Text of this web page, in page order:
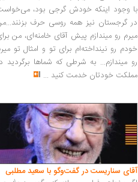
با وجود اینکه خودش گرجی بود،
در گرجستان نیز همه روسی حرف
میرم رو میندازم پیش آقای خامنه‌ای، من
خودم رو نینداخته‌ام برای تو و امثال تو
رو میندازم... به شرطی که شماها برگردید
مملکت خودتان خدمت کنید ...
آقای سناریست در گفت‌وگو با سعید مطلبی